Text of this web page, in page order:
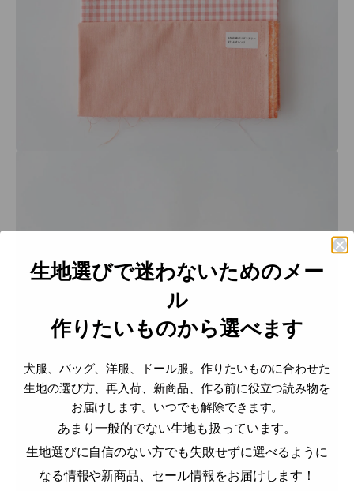
生地選びで迷わないためのメー
ル
作りたいものから選べます
犬服、バッグ、洋服、ドール服。作りたいものに合わせた
生地の選び方、再入荷、新商品、作る前に役立つ読み物を
お届けします。いつでも解除できます。
あまり一般的でない生地も扱っています。
生地選びに自信のない方でも失敗せずに選べるように
なる情報や新商品、セール情報をお届けします！